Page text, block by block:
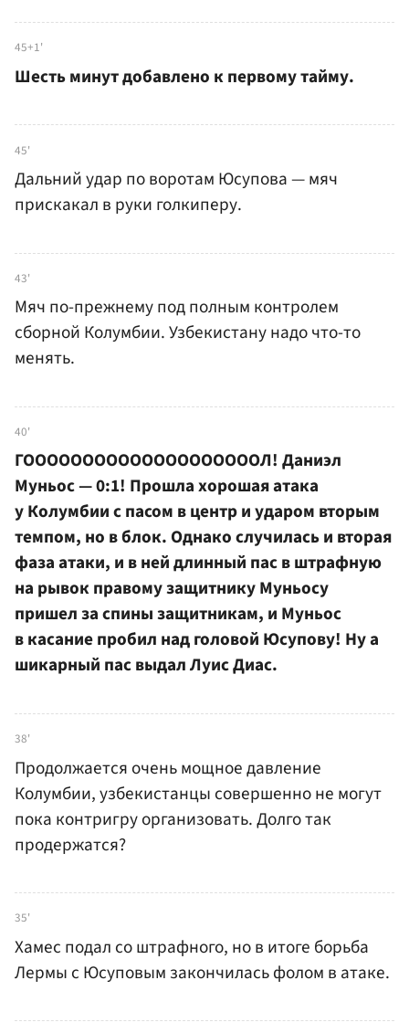
45+1'
Шесть минут добавлено к первому тайму.
45'
Дальний удар по воротам Юсупова — мяч
прискакал в руки голкиперу.
43'
Мяч по-прежнему под полным контролем
сборной Колумбии. Узбекистану надо что-то
менять.
40'
ГООООООООООООООООООООЛ! Даниэл
Муньос — 0:1! Прошла хорошая атака
у Колумбии с пасом в центр и ударом вторым
темпом, но в блок. Однако случилась и вторая
фаза атаки, и в ней длинный пас в штрафную
на рывок правому защитнику Муньосу
пришел за спины защитникам, и Муньос
в касание пробил над головой Юсупову! Ну а
шикарный пас выдал Луис Диас.
38'
Продолжается очень мощное давление
Колумбии, узбекистанцы совершенно не могут
пока контригру организовать. Долго так
продержатся?
35'
Хамес подал со штрафного, но в итоге борьба
Лермы с Юсуповым закончилась фолом в атаке.